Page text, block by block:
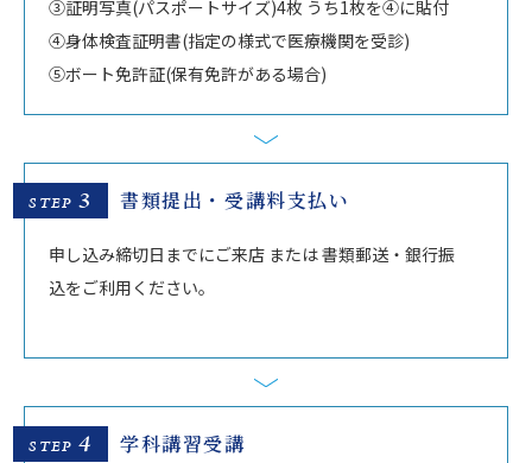
③証明写真(パスポートサイズ)4枚 うち1枚を④に貼付
④身体検査証明書(指定の様式で医療機関を受診)
⑤ボート免許証(保有免許がある場合)
STEP 3 書類提出・受講料支払い
申し込み締切日までにご来店 または 書類郵送・銀行振
込をご利用ください。
STEP 4 学科講習受講